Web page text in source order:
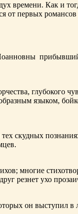
времени. Как и
от первых
глубокого
языком,
тех скудных
многие
резнет ухо
он выступил в